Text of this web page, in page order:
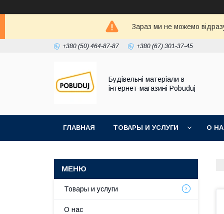
Зараз ми не можемо
+380 (50) 464-87-87 +380 (67) 301-37-45
Будівельні матеріали в
інтернет-магазині Pobuduj
ГЛАВНАЯ ТОВАРЫ И УСЛУГИ О
Товары и услуги
О нас